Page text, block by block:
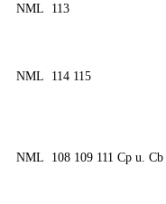
NML 113
NML 114 115
NML 108 109 111 Cp u. Cb